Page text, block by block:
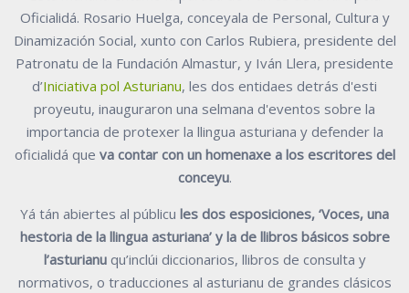
Oficialidá. Rosario Huelga, conceyala de Personal, Cultura y
Dinamización Social, xunto con Carlos Rubiera, presidente del
Patronatu de la Fundación Almastur, y Iván Llera, presidente
d’Iniciativa pol Asturianu, les dos entidaes detrás d'esti
proyeutu, inauguraron una selmana d'eventos sobre la
importancia de protexer la llingua asturiana y defender la
oficialidá que va contar con un homenaxe a los escritores del
conceyu.
Yá tán abiertes al públicu les dos esposiciones, ‘Voces, una
hestoria de la llingua asturiana’ y la de llibros básicos sobre
l’asturianuqu’inclúi diccionarios, llibros de consulta y
normativos, o traducciones al asturianu de grandes clásicos